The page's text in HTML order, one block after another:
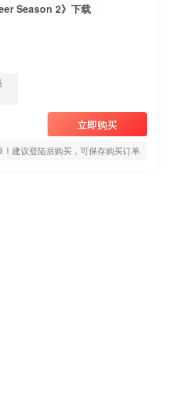
Season 2》下载
立即购买
！建议登陆后购买，可保存购买订单